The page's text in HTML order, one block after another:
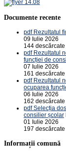
Documente recente
pdf Rezultatul
09 Iulie 2026
144 descărcate
pdf Rezultatul
funcției de
07 Iulie 2026
161 descărcate
pdf Rezultatul
ocuparea
06 Iulie 2026
162 descărcate
pdf Selecția
consilier școlar
01 Iulie 2026
197 descărcate
Informații comună